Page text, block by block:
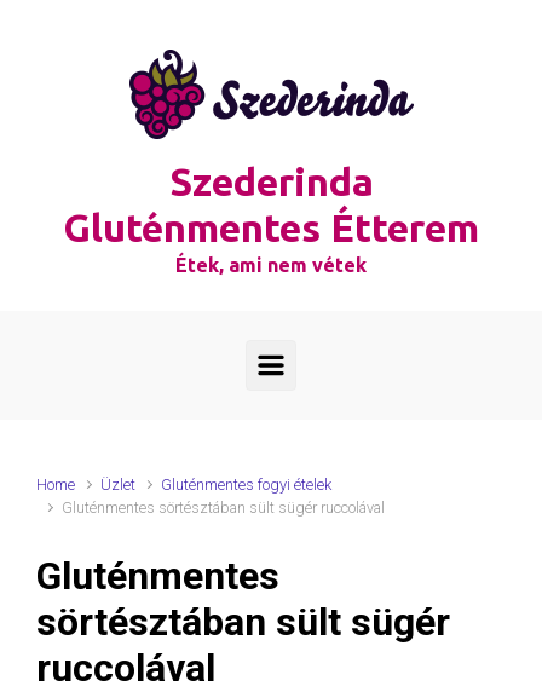
Szederinda
Gluténmentes Étterem
Étek, ami nem vétek
Home Üzlet
Gluténmentes fogyi ételek
Gluténmentes sörtésztában sült sügér ruccolával
Gluténmentes
sörtésztában sült sügér
ruccolával